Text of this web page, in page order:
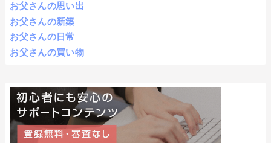
お父さんの思い出
お父さんの新築
お父さんの日常
お父さんの買い物